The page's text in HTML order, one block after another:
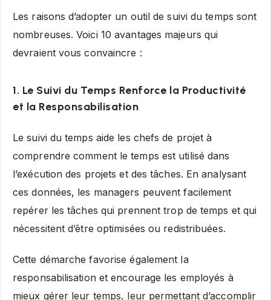
Les raisons d’adopter un outil de suivi du temps sont
nombreuses. Voici 10 avantages majeurs qui
devraient vous convaincre :
1. Le Suivi du Temps Renforce la Productivité
et la Responsabilisation
Le suivi du temps aide les chefs de projet à
comprendre comment le temps est utilisé dans
l’exécution des projets et des tâches. En analysant
ces données, les managers peuvent facilement
repérer les tâches qui prennent trop de temps et qui
nécessitent d’être optimisées ou redistribuées.
Cette démarche favorise également la
responsabilisation et encourage les employés à
mieux gérer leur temps, leur permettant d’accomplir